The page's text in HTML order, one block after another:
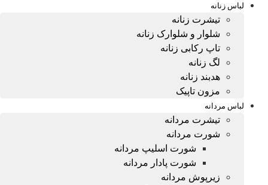
لباس زنانه
تیشرت زنانه
شلوار و شلوارک زنانه
تاپ رکابی زنانه
لگ زنانه
هدبند زنانه
مزون تاپیک
لباس مردانه
تیشرت مردانه
شورت مردانه
شورت اسلیپ مردانه
شورت پادار مردانه
زیرپوش مردانه